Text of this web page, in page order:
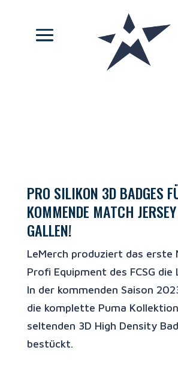
PRO SILIKON 3D BADGES
KOMMENDE MATCH
GALLEN!
LeMerch produziert das erste
Profi Equipment des FCSG die
In der kommenden Saison
die komplette Puma
seltenden 3D High Density
bestückt.